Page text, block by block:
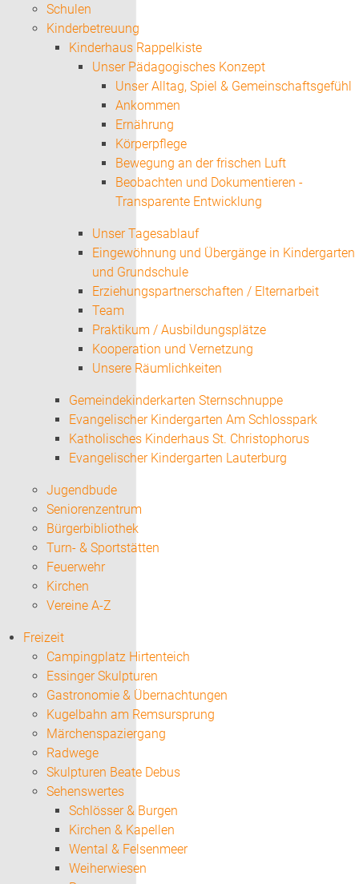
Schulen
Kinderbetreuung
Kinderhaus Rappelkiste
Unser Pädagogisches Konzept
Unser Alltag, Spiel & Gemeinschaftsgefühl
Ankommen
Ernährung
Körperpflege
Bewegung an der frischen Luft
Beobachten und Dokumentieren -
Transparente Entwicklung
Unser Tagesablauf
Eingewöhnung und Übergänge in Kindergarten
und Grundschule
Erziehungspartnerschaften / Elternarbeit
Team
Praktikum / Ausbildungsplätze
Kooperation und Vernetzung
Unsere Räumlichkeiten
Gemeindekinderkarten Sternschnuppe
Evangelischer Kindergarten Am Schlosspark
Katholisches Kinderhaus St. Christophorus
Evangelischer Kindergarten Lauterburg
Jugendbude
Seniorenzentrum
Bürgerbibliothek
Turn- & Sportstätten
Feuerwehr
Kirchen
Vereine A-Z
Freizeit
Campingplatz Hirtenteich
Essinger Skulpturen
Gastronomie & Übernachtungen
Kugelbahn am Remsursprung
Märchenspaziergang
Radwege
Skulpturen Beate Debus
Sehenswertes
Schlösser & Burgen
Kirchen & Kapellen
Wental & Felsenmeer
Weiherwiesen